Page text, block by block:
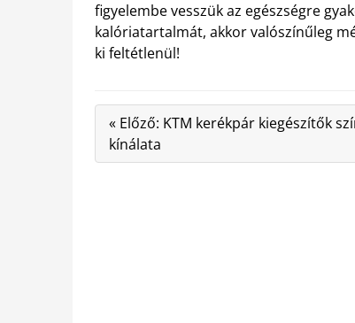
figyelembe vesszük az egészségre
kalóriatartalmát, akkor valószínűleg
ki feltétlenül!
« Előző: KTM kerékpár kiegészítők
kínálata